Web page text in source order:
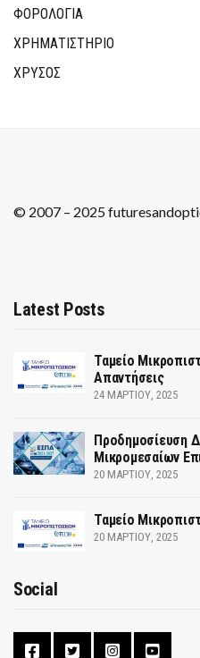
ΦΟΡΟΛΟΓΙΑ
ΧΡΗΜΑΤΙΣΤΗΡΙΟ
ΧΡΥΣΟΣ
© 2007 – 2025
Latest Posts
Ταμείο
Απαντήσεις
24 ΜΑΡΤΊΟΥ, 2025
Προδημοσίευση
Μικρομεσαίων
20 ΜΑΡΤΊΟΥ, 2025
Ταμείο
20 ΜΑΡΤΊΟΥ, 2025
Social